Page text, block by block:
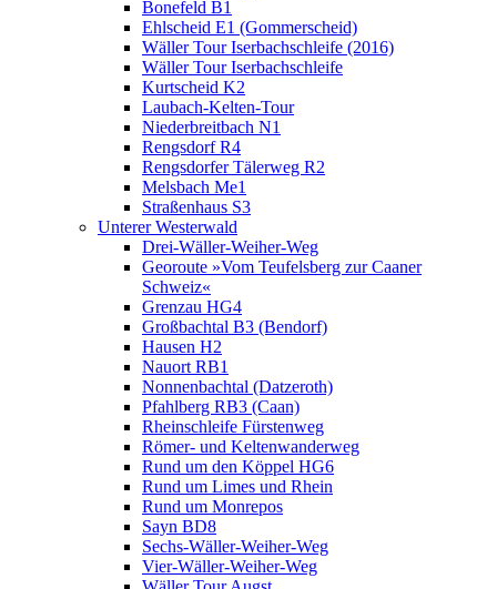
Bonefeld B1
Ehlscheid E1 (Gommerscheid)
Wäller Tour Iserbachschleife (2016)
Wäller Tour Iserbachschleife
Kurtscheid K2
Laubach-Kelten-Tour
Niederbreitbach N1
Rengsdorf R4
Rengsdorfer Tälerweg R2
Melsbach Me1
Straßenhaus S3
Unterer Westerwald
Drei-Wäller-Weiher-Weg
Georoute »Vom Teufelsberg zur Caaner
Schweiz«
Grenzau HG4
Großbachtal B3 (Bendorf)
Hausen H2
Nauort RB1
Nonnenbachtal (Datzeroth)
Pfahlberg RB3 (Caan)
Rheinschleife Fürstenweg
Römer- und Keltenwanderweg
Rund um den Köppel HG6
Rund um Limes und Rhein
Rund um Monrepos
Sayn BD8
Sechs-Wäller-Weiher-Weg
Vier-Wäller-Weiher-Weg